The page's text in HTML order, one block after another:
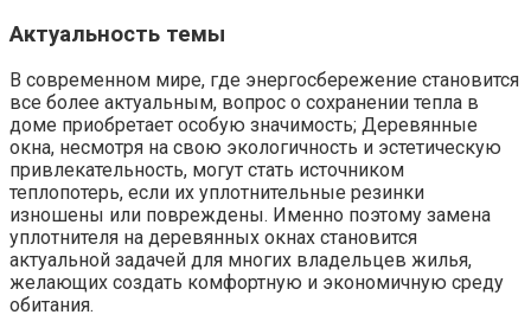
Актуальность темы
В современном мире, где энергосбережение становится
все более актуальным, вопрос о сохранении тепла в
доме приобретает особую значимость; Деревянные
окна, несмотря на свою экологичность и эстетическую
привлекательность, могут стать источником
теплопотерь, если их уплотнительные резинки
изношены или повреждены. Именно поэтому замена
уплотнителя на деревянных окнах становится
актуальной задачей для многих владельцев жилья,
желающих создать комфортную и экономичную среду
обитания.